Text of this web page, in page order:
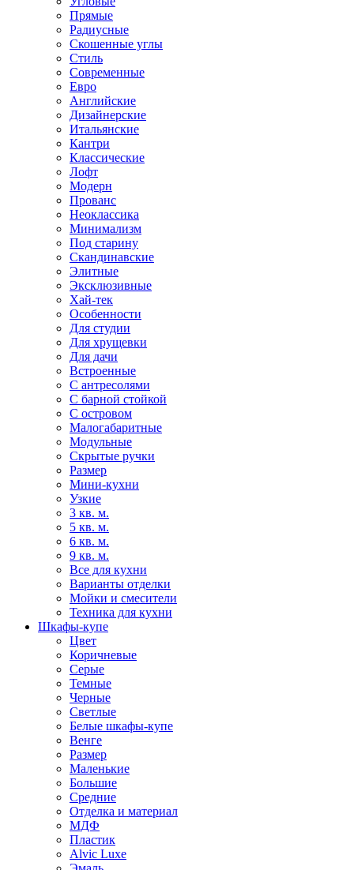
Прямые
Радиусные
Скошенные углы
Стиль
Современные
Евро
Английские
Дизайнерские
Итальянские
Кантри
Классические
Лофт
Модерн
Прованс
Неоклассика
Минимализм
Под старину
Скандинавские
Элитные
Эксклюзивные
Хай-тек
Особенности
Для студии
Для хрущевки
Для дачи
Встроенные
С антресолями
С барной стойкой
С островом
Малогабаритные
Модульные
Скрытые ручки
Размер
Мини-кухни
Узкие
3 кв. м.
5 кв. м.
6 кв. м.
9 кв. м.
Все для кухни
Варианты отделки
Мойки и смесители
Техника для кухни
Шкафы-купе
Цвет
Коричневые
Серые
Темные
Черные
Светлые
Белые шкафы-купе
Венге
Размер
Маленькие
Большие
Средние
Отделка и материал
МДФ
Пластик
Alvic Luxe